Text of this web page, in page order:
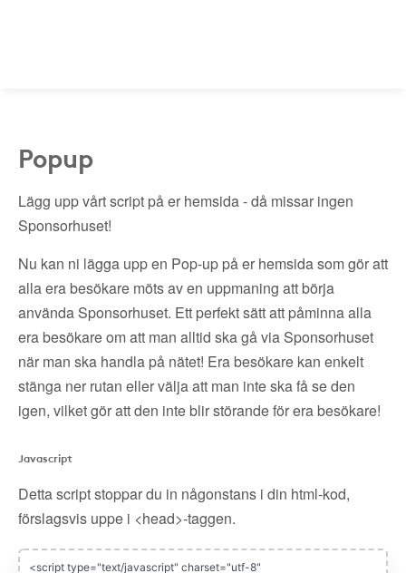
Popup
Lägg upp vårt script på er hemsida - då missar ingen
Sponsorhuset!
Nu kan ni lägga upp en Pop-up på er hemsida som gör att
alla era besökare möts av en uppmaning att börja
använda Sponsorhuset. Ett perfekt sätt att påminna alla
era besökare om att man alltid ska gå via Sponsorhuset
när man ska handla på nätet! Era besökare kan enkelt
stänga ner rutan eller välja att man inte ska få se den
igen, vilket gör att den inte blir störande för era besökare!
Javascript
Detta script stoppar du in någonstans i din html-kod,
förslagsvis uppe i <head>-taggen.